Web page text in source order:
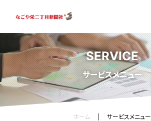
SERVICE
サービスメニュー
ホーム サービスメニュー